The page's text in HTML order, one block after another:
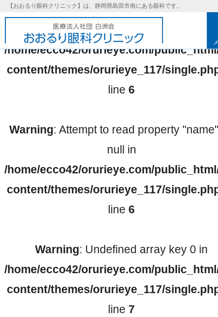
Warning: Undefined array key 0 in
/home/ecco42/orurieye.com/
content/themes/orurieye_117/
line6
Warning: Attempt to read property
null in
/home/ecco42/orurieye.com/
content/themes/orurieye_117/
line6
Warning: Undefined array key 0 in
/home/ecco42/orurieye.com/
content/themes/orurieye_117/
line 7
【おおるり眼科クリニック】は、静岡県島田市南にある眼科です。
検査機器のご紹介